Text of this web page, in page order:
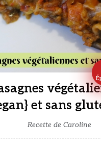
et sans
Recette de Caroline